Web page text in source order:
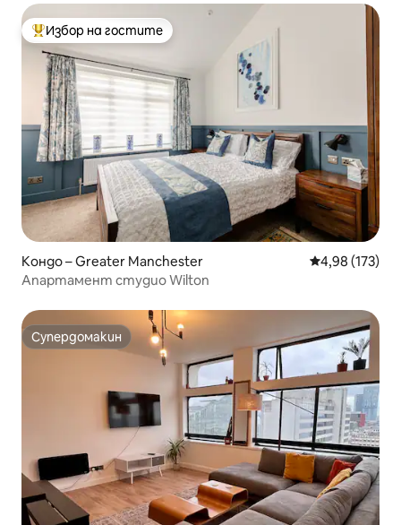
Най-популярен избор на гостите
Избор на гостите
Кондо – Greater Manchester Средна
4,98 (173)
Апартамент студио Wilton
Супердомакин
Супердомакин